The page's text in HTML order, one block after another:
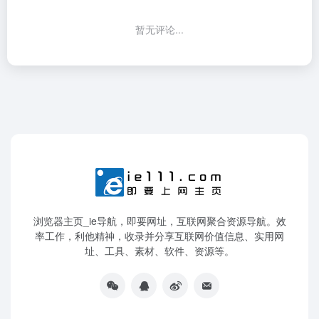
暂无评论...
浏览器主页_ie导航，即要网址，互联网聚合资源导航。效
率工作，利他精神，收录并分享互联网价值信息、实用网
址、工具、素材、软件、资源等。